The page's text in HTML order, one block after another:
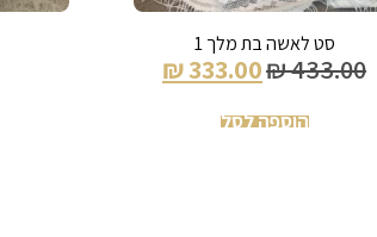
סט לאשה בת מלך 1
₪433.00
₪333.00
הוספה לסל